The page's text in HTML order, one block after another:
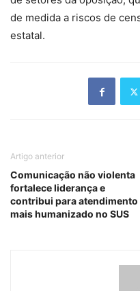
de medida a riscos de
estatal.
Artigo anterior
Comunicação não violenta
fortalece liderança e
contribui para atendimento
mais humanizado no SUS